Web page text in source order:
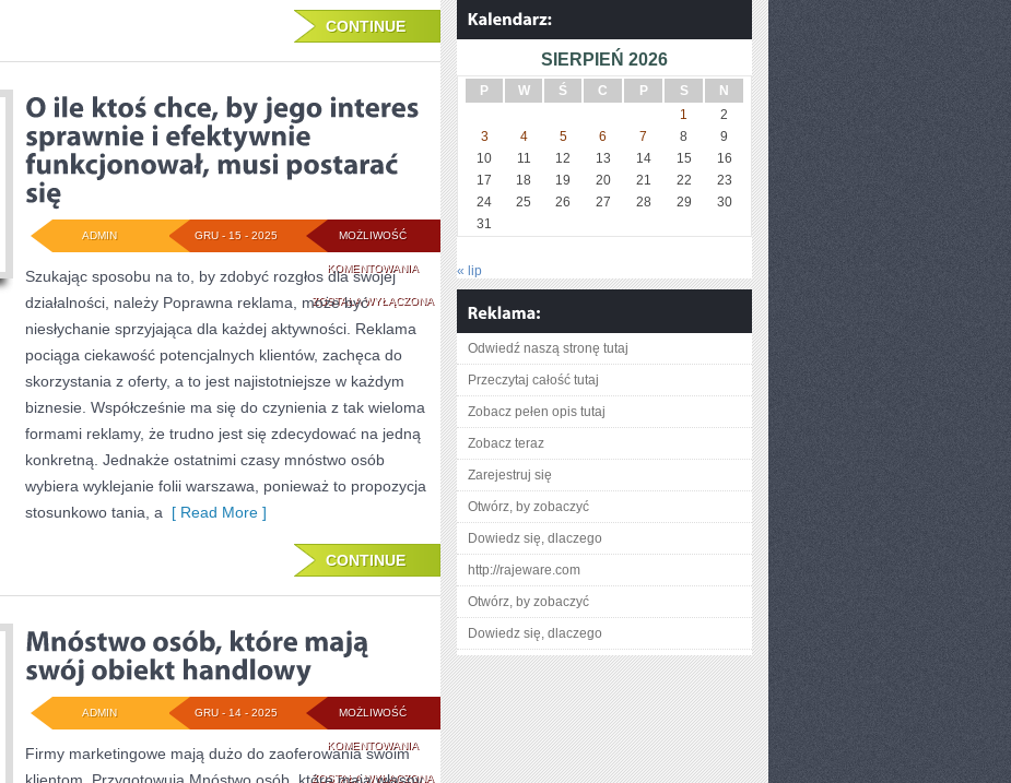
NAJBARDZIEJ
CONTINUE
MOŻLIWOŚĆ
KOMENTOWANIAO
ILE
KTOŚ
CHCE,
JEGO
INTERES
SPRAWNIE
EFEKTYWNIE
FUNKCJONOWAŁ,
MUSI
POSTARAĆ
ZOSTAŁA WYŁĄCZONA
GRU - 15 - 2025
ADMIN
Szukając sposobu na to, by zdobyć rozgłos dla swojej
działalności, należy Poprawna reklama, może być
niesłychanie sprzyjająca dla każdej aktywności. Reklama
pociąga ciekawość potencjalnych klientów, zachęca do
skorzystania z oferty, a to jest najistotniejsze w każdym
biznesie. Współcześnie ma się do czynienia z tak wieloma
formami reklamy, że trudno jest się zdecydować na jedną
konkretną. Jednakże ostatnimi czasy mnóstwo osób
wybiera wyklejanie folii warszawa, ponieważ to propozycja
stosunkowo tania, a [ Read More ]
CONTINUE
MOŻLIWOŚĆ
KOMENTOWANIAMNÓSTWO
OSÓB,
ZOSTAŁA WYŁĄCZONA
GRU - 14 - 2025
ADMIN
Firmy marketingowe mają dużo do zaoferowania swoim
SIERPIEŃ 2026
P W Ś C P S
N
1
2
3
4 5 6 7 8
9
10
11 12 13 14 15
16
17
18 19 20 21 22
23
24
25 26 27 28 29
30
31
« lip
Odwiedź naszą stronę tutaj
Przeczytaj całość tutaj
Zobacz pełen opis tutaj
Zobacz teraz
Zarejestruj się
Otwórz, by zobaczyć
Dowiedz się, dlaczego
http://rajeware.com
Otwórz, by zobaczyć
Dowiedz się, dlaczego